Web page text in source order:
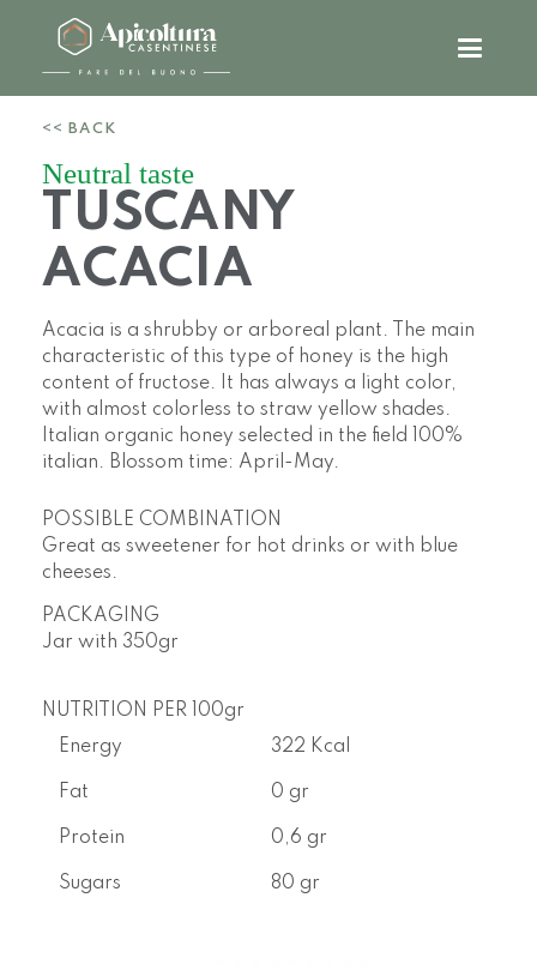
<< BACK
Neutral taste
TUSCANY
ACACIA
Acacia is a shrubby or arboreal plant. The main
characteristic of this type of honey is the high
content of fructose. It has always a light color,
with almost colorless to straw yellow shades.
Italian organic honey selected in the field 100%
italian. Blossom time: April-May.
POSSIBLE COMBINATION
Great as sweetener for hot drinks or with blue
cheeses.
PACKAGING
Jar with 350gr
NUTRITION PER 100gr
Energy
322 Kcal
Fat 0 gr
Protein 0,6 gr
Sugars 80 gr